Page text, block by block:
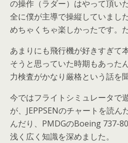
の操作（ラダー）はやって頂い
全に僕が主導で操縦していました
めちゃくちゃ楽しかったです。
あまりにも飛行機が好きすぎて
そうと思っていた時期もあった
力検査がかなり厳格という話を
今ではフライトシミュレータで
が、JEPPSENのチャートを読
んだり、PMDGのBoeing 737-
浅く広く知識を深めました。